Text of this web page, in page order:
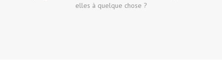
elles à quelque chose ?